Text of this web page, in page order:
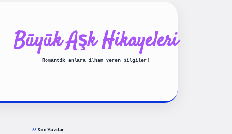
Büyük Aşk Hikayeleri
Romantik anlara ilham veren bilgiler!
Son Yazılar